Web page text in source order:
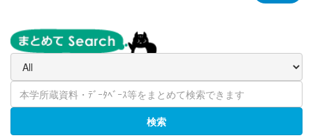
検索